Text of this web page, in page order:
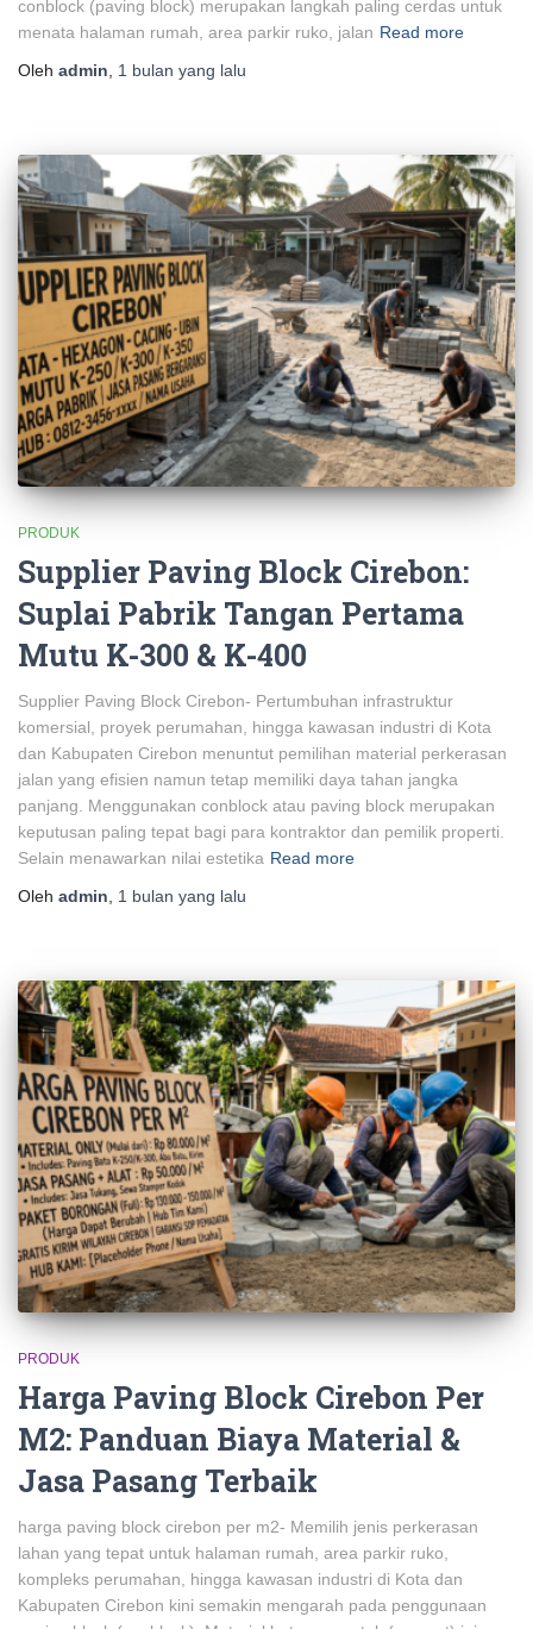
conblock (paving block) merupakan langkah paling cerdas untuk
menata halaman rumah, area parkir ruko, jalan Read more
Oleh admin, 1 bulan yang lalu
PRODUK
Supplier Paving Block Cirebon:
Suplai Pabrik Tangan Pertama
Mutu K-300 & K-400
Supplier Paving Block Cirebon- Pertumbuhan infrastruktur
komersial, proyek perumahan, hingga kawasan industri di Kota
dan Kabupaten Cirebon menuntut pemilihan material perkerasan
jalan yang efisien namun tetap memiliki daya tahan jangka
panjang. Menggunakan conblock atau paving block merupakan
keputusan paling tepat bagi para kontraktor dan pemilik properti.
Selain menawarkan nilai estetika Read more
Oleh admin 1 bulan yang lalu
PRODUK
Harga Paving Block Cirebon Per
M2: Panduan Biaya Material &
Jasa Pasang Terbaik
harga paving block cirebon per m2- Memilih jenis perkerasan
lahan yang tepat untuk halaman rumah, area parkir ruko,
kompleks perumahan, hingga kawasan industri di Kota dan
Kabupaten Cirebon kini semakin mengarah pada penggunaan